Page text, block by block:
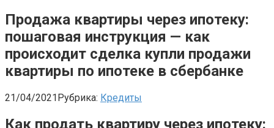
Продажа квартиры через ипотеку:
пошаговая инструкция — как
происходит сделка купли продажи
квартиры по ипотеке в сбербанке
21/04/2021Рубрика: Кредиты
Как продать квартиру через ипотеку: